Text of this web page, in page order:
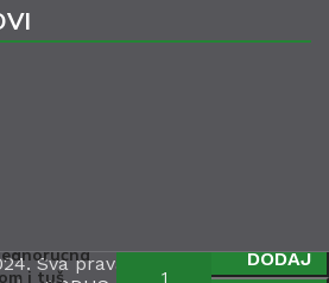
Sva prava zadržana. Powered
i tuš
DODAJ